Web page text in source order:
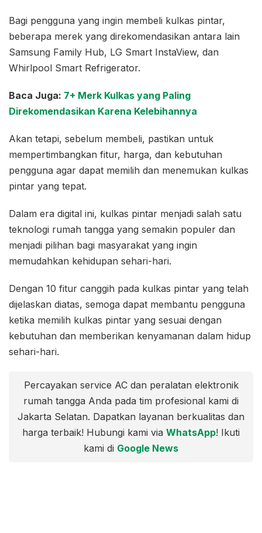
Bagi pengguna yang ingin membeli kulkas pintar,
beberapa merek yang direkomendasikan antara lain
Samsung Family Hub, LG Smart InstaView, dan
Whirlpool Smart Refrigerator.
Baca Juga: 7+ Merk Kulkas yang Paling
Direkomendasikan Karena Kelebihannya
Akan tetapi, sebelum membeli, pastikan untuk
mempertimbangkan fitur, harga, dan kebutuhan
pengguna agar dapat memilih dan menemukan kulkas
pintar yang tepat.
Dalam era digital ini, kulkas pintar menjadi salah satu
teknologi rumah tangga yang semakin populer dan
menjadi pilihan bagi masyarakat yang ingin
memudahkan kehidupan sehari-hari.
Dengan 10 fitur canggih pada kulkas pintar yang telah
dijelaskan diatas, semoga dapat membantu pengguna
ketika memilih kulkas pintar yang sesuai dengan
kebutuhan dan memberikan kenyamanan dalam hidup
sehari-hari.
Percayakan service AC dan peralatan elektronik
rumah tangga Anda pada tim profesional kami di
Jakarta Selatan. Dapatkan layanan berkualitas dan
harga terbaik! Hubungi kami via WhatsApp! Ikuti
kami di Google News